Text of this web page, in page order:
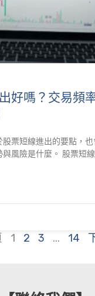
好嗎？交易頻
票短線進出的要點，
風險是什麼。 股票短
1 2 3 ... 14